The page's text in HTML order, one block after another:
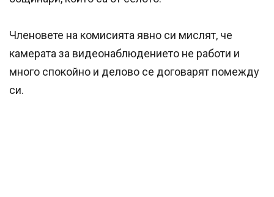
Членовете на комисията явно си мислят, че
камерата за видеонаблюдението не работи и
много спокойно и делово се договарят помежду
си.